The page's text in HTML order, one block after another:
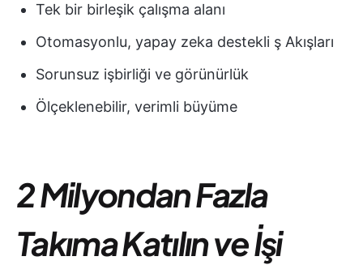
Tek bir birleşik çalışma alanı
Otomasyonlu, yapay zeka destekli ş Akışları
Sorunsuz işbirliği ve görünürlük
Ölçeklenebilir, verimli büyüme
2 Milyondan Fazla
Takıma Katılın ve İşi